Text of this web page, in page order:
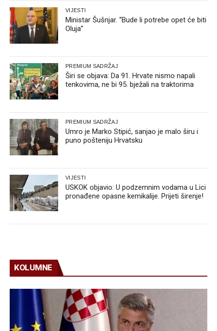
VIJESTI
Ministar Šušnjar. “Bude li potrebe opet će biti
Oluja”
PREMIUM SADRŽAJ
Širi se objava: Da 91. Hrvate nismo napali
tenkovima, ne bi 95. bježali na traktorima
PREMIUM SADRŽAJ
Umro je Marko Stipić, sanjao je malo širu i
puno pošteniju Hrvatsku
VIJESTI
USKOK objavio: U podzemnim vodama u Lici
pronađene opasne kemikalije. Prijeti širenje!
KOLUMNE